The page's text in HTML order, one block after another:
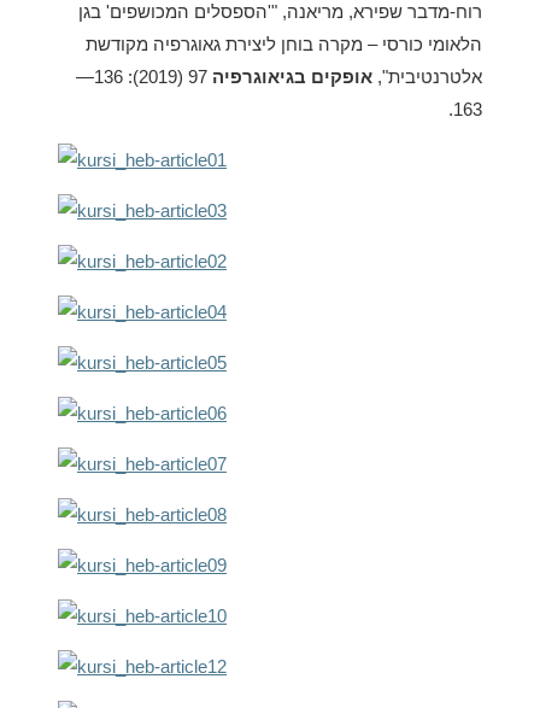
רוח-מדבר שפירא, מריאנה, "'הספסלים המכושפים' בגן
הלאומי כורסי – מקרה בוחן ליצירת גאוגרפיה מקודשת
אלטרנטיבית", אופקים בגיאוגרפיה
97 (2019): 136—
163.